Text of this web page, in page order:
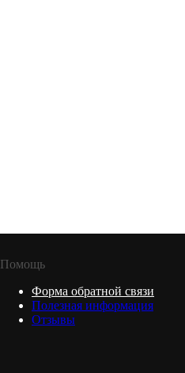
Помощь
Форма обратной связи
Полезная информация
Отзывы